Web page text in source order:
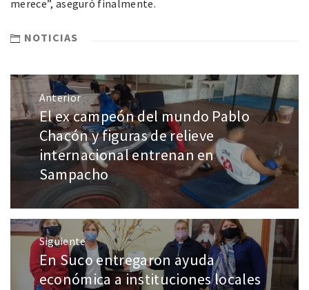
merece”, aseguró finalmente.
NOTICIAS
Anterior
El ex campeón del mundo Pablo
Chacón y figuras de relieve
internacional entrenan en
Sampacho
Siguiente
En Suco entregaron ayuda
económica a instituciones locales